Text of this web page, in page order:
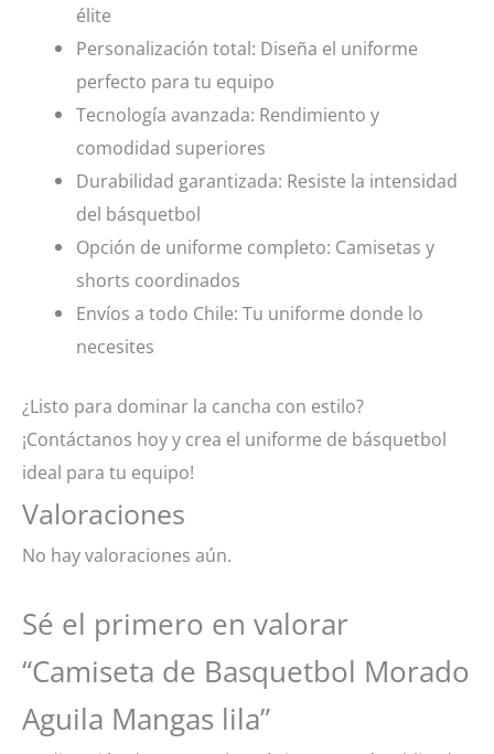
élite
Personalización total: Diseña el uniforme
perfecto para tu equipo
Tecnología avanzada: Rendimiento y
comodidad superiores
Durabilidad garantizada: Resiste la intensidad
del básquetbol
Opción de uniforme completo: Camisetas y
shorts coordinados
Envíos a todo Chile: Tu uniforme donde lo
necesites
¿Listo para dominar la cancha con estilo?
¡Contáctanos hoy y crea el uniforme de básquetbol
ideal para tu equipo!
Valoraciones
No hay valoraciones aún.
Sé el primero en valorar
“Camiseta de Basquetbol Morado
Aguila Mangas lila”